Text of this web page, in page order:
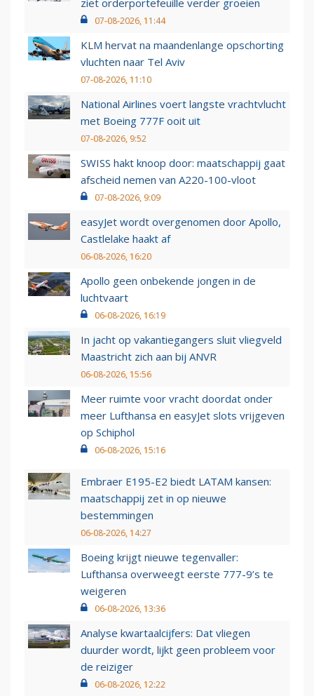
ziet orderportefeuille verder groeien
07-08-2026, 11:44
KLM hervat na maandenlange opschorting
vluchten naar Tel Aviv
07-08-2026, 11:10
National Airlines voert langste vrachtvlucht
met Boeing 777F ooit uit
07-08-2026, 9:52
SWISS hakt knoop door: maatschappij gaat
afscheid nemen van A220-100-vloot
07-08-2026, 9:09
easyJet wordt overgenomen door Apollo,
Castlelake haakt af
06-08-2026, 16:20
Apollo geen onbekende jongen in de
luchtvaart
06-08-2026, 16:19
In jacht op vakantiegangers sluit vliegveld
Maastricht zich aan bij ANVR
06-08-2026, 15:56
Meer ruimte voor vracht doordat onder
meer Lufthansa en easyJet slots vrijgeven
op Schiphol
06-08-2026, 15:16
Embraer E195-E2 biedt LATAM kansen:
maatschappij zet in op nieuwe
bestemmingen
06-08-2026, 14:27
Boeing krijgt nieuwe tegenvaller:
Lufthansa overweegt eerste 777-9’s te
weigeren
06-08-2026, 13:36
Analyse kwartaalcijfers: Dat vliegen
duurder wordt, lijkt geen probleem voor
de reiziger
06-08-2026, 12:22